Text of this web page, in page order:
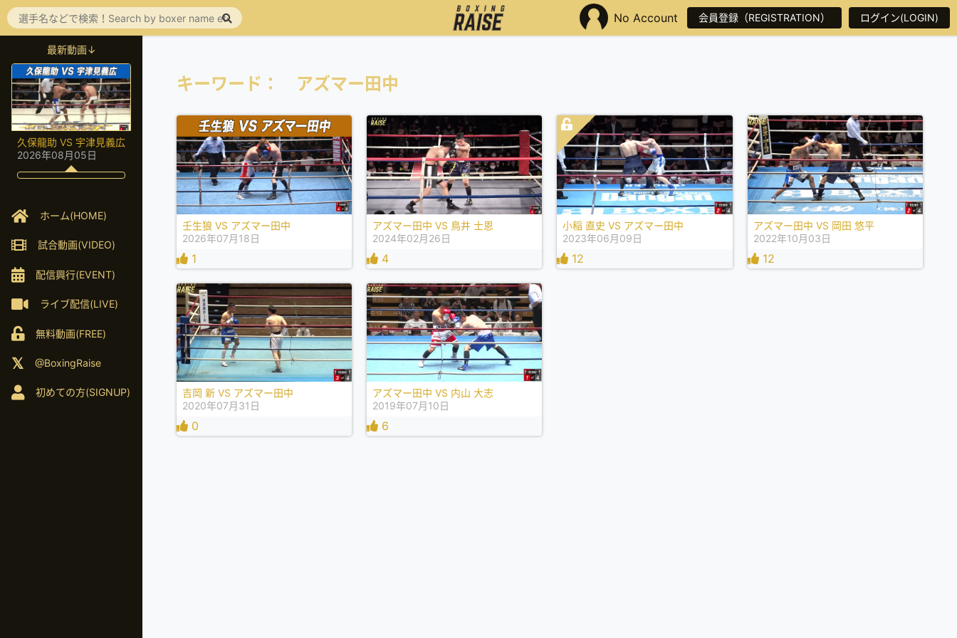
No Account 会員登録（REGISTRATION） ログイン(LOGIN)
最新動画↓
久保龍助 VS 宇津見義広
2026年08月05日
ホーム(HOME)
試合動画(VIDEO)
配信興行(EVENT)
ライブ配信(LIVE)
無料動画(FREE)
@BoxingRaise
初めての方(SIGNUP)
キーワード： アズマー田中
壬生狼 VS アズマー田中
2026年07月18日
1
アズマー田中 VS 鳥井 士恩
2024年02月26日
4
小稲 直史 VS アズマー田中
2023年06月09日
12
アズマー田中 VS 岡田 悠平
2022年10月03日
12
吉岡 新 VS アズマー田中
2020年07月31日
0
アズマー田中 VS 内山 大志
2019年07月10日
6